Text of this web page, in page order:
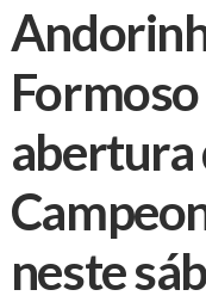
abertura
neste